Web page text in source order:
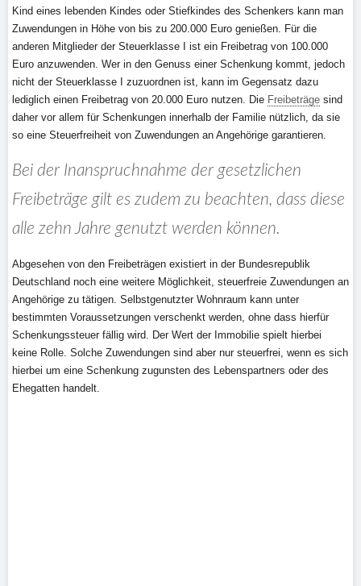
Kind eines lebenden Kindes oder Stiefkindes des Schenkers kann man
Zuwendungen in Höhe von bis zu 200.000 Euro genießen. Für die
anderen Mitglieder der Steuerklasse I ist ein Freibetrag von 100.000
Euro anzuwenden. Wer in den Genuss einer Schenkung kommt, jedoch
nicht der Steuerklasse I zuzuordnen ist, kann im Gegensatz dazu
lediglich einen Freibetrag von 20.000 Euro nutzen. Die Freibeträge sind
daher vor allem für Schenkungen innerhalb der Familie nützlich, da sie
so eine Steuerfreiheit von Zuwendungen an Angehörige garantieren.
Bei der Inanspruchnahme der gesetzlichen
Freibeträge gilt es zudem zu beachten, dass diese
alle zehn Jahre genutzt werden können.
Abgesehen von den Freibeträgen existiert in der Bundesrepublik
Deutschland noch eine weitere Möglichkeit, steuerfreie Zuwendungen an
Angehörige zu tätigen. Selbstgenutzter Wohnraum kann unter
bestimmten Voraussetzungen verschenkt werden, ohne dass hierfür
Schenkungssteuer fällig wird. Der Wert der Immobilie spielt hierbei
keine Rolle. Solche Zuwendungen sind aber nur steuerfrei, wenn es sich
hierbei um eine Schenkung zugunsten des Lebenspartners oder des
Ehegatten handelt.